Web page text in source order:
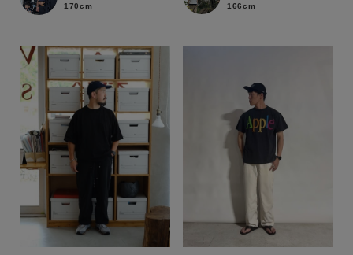
キーワード
性別
MENS KIDS
カテゴリ
サイズ
170cm
166cm